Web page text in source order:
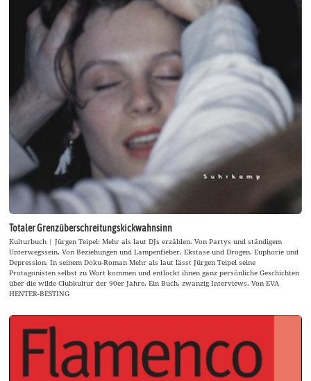
Totaler Grenzüberschreitungskickwahnsinn
Kulturbuch | Jürgen Teipel: Mehr als laut DJs erzählen. Von Partys und ständigem
Unterwegssein. Von Beziehungen und Lampenfieber. Ekstase und Drogen. Euphorie und
Depression. In seinem Doku-Roman Mehr als laut lässt Jürgen Teipel seine
Protagonisten selbst zu Wort kommen und entlockt ihnen ganz persönliche Geschichten
über die wilde Clubkultur der 90er Jahre. Ein Buch, zwanzig Interviews. Von EVA
HENTER-BESTING